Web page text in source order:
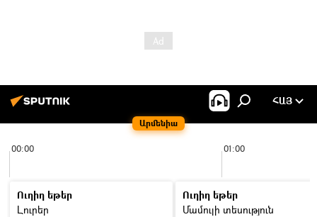
Արմենիա
ՀԱՅ
00:00 01:00
Ուղիղ եթեր
Լուրեր
Ուղիղ եթեր
Մամուլի տեսություն